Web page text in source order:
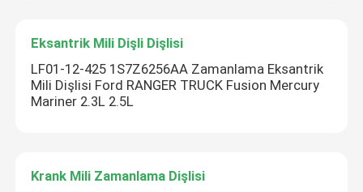
Eksantrik Mili Dişli Dişlisi
LF01-12-425 1S7Z6256AA Zamanlama Eksantrik
Mili Dişlisi Ford RANGER TRUCK Fusion Mercury
Mariner 2.3L 2.5L
Krank Mili Zamanlama Dişlisi